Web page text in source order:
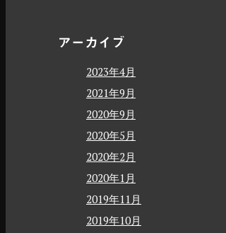
アーカイブ
2023年4月
2021年9月
2020年9月
2020年5月
2020年2月
2020年1月
2019年11月
2019年10月